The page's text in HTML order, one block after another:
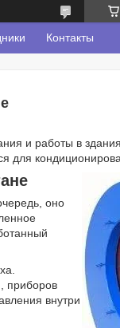
Контакты
и работы в
для
оно
приборов
внутри